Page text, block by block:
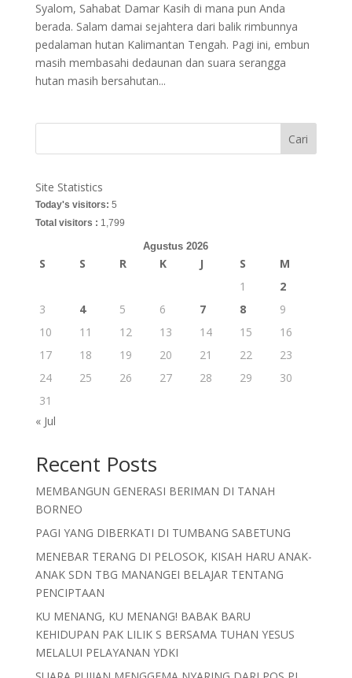
Syalom, Sahabat Damar Kasih di mana pun Anda
berada. Salam damai sejahtera dari balik rimbunnya
pedalaman hutan Kalimantan Tengah. Pagi ini, embun
masih membasahi dedaunan dan suara serangga
hutan masih bersahutan...
Cari
Site Statistics
Today's visitors: 5
Total visitors : 1,799
Agustus 2026
S S R K J S
M
1
2
3
4 5 6 7 8
9
10
11 12 13 14 15
16
17
18 19 20 21 22
23
24
25 26 27 28 29
30
31
« Jul
Recent Posts
MEMBANGUN GENERASI BERIMAN DI TANAH
BORNEO
PAGI YANG DIBERKATI DI TUMBANG SABETUNG
MENEBAR TERANG DI PELOSOK, KISAH HARU ANAK-
ANAK SDN TBG MANANGEI BELAJAR TENTANG
PENCIPTAAN
KU MENANG, KU MENANG! BABAK BARU
KEHIDUPAN PAK LILIK S BERSAMA TUHAN YESUS
MELALUI PELAYANAN YDKI